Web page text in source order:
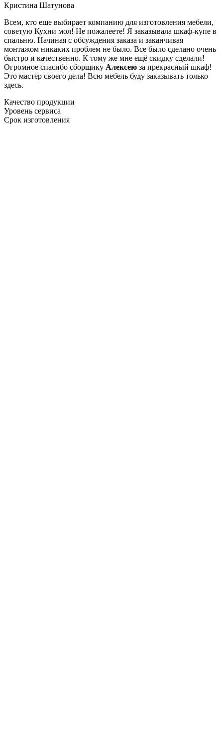
Кристина Шатунова
Всем, кто еще выбирает компанию для изготовления мебели,
советую Кухни мол! Не пожалеете! Я заказывала шкаф-купе в
спальню. Начиная с обсуждения заказа и заканчивая
монтажом никаких проблем не было. Все было сделано очень
быстро и качественно. К тому же мне ещё скидку сделали!
Огромное спасибо сборщику Алексею за прекрасный шкаф!
Это мастер своего дела! Всю мебель буду заказывать только
здесь.
Качество продукции
Уровень сервиса
Срок изготовления